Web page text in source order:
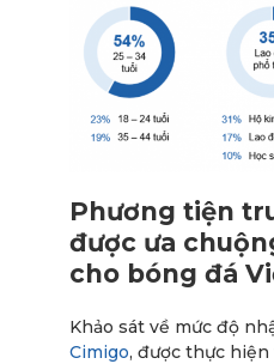
Phương tiện
được ưa
cho bóng đá
Khảo sát về mức độ
Cimigo, được thực